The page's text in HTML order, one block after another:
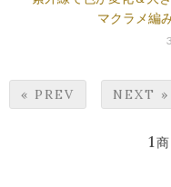
マクラメ編
« PREV NEXT »
1